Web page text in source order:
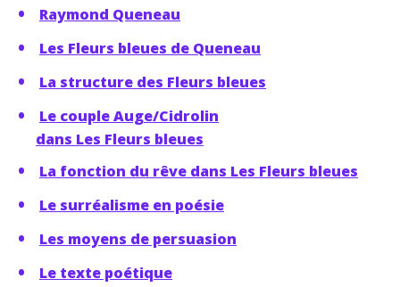
Raymond Queneau
Les Fleurs bleues de Queneau
La structure des Fleurs bleues
Le couple Auge/Cidrolin
dans Les Fleurs bleues
La fonction du rêve dans Les Fleurs bleues
Le surréalisme en poésie
Les moyens de persuasion
Le texte poétique